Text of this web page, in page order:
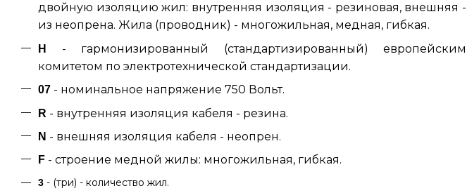
двойную изоляцию жил: внутренняя изоляция - резиновая, внешняя -
из неопрена. Жила (проводник) - многожильная, медная, гибкая.
H
- гармонизированный (стандартизированный) европейским
комитетом по электротехнической стандартизации.
07 - номинальное напряжение 750 Вольт.
R - внутренняя изоляция кабеля - резина.
N - внешняя изоляция кабеля - неопрен.
F - строение медной жилы: многожильная, гибкая.
3 - (три) - количество жил.